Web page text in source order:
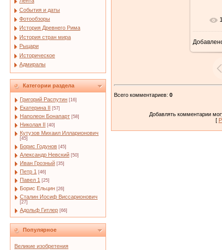
События и даты
Фотообзоры
История Древнего Рима
История стран мира
Рыцари
Историческое
Адмиралы
Категории раздела
Григорий Распутин [16]
Екатерина II [57]
Наполеон Бонапарт [58]
Николая II [40]
Кутузов Михаил Илларионович
[45]
Борис Годунов [45]
Александр Невский [50]
Иван Грозный [35]
Петр 1 [46]
Павел 1 [25]
Борис Ельцин [26]
Сталин Иосиф Виссарионович
[27]
Адольф Гитлер [66]
Популярное
Великие изобретения
Всего комментариев: 0
Добавлять комментарии
[